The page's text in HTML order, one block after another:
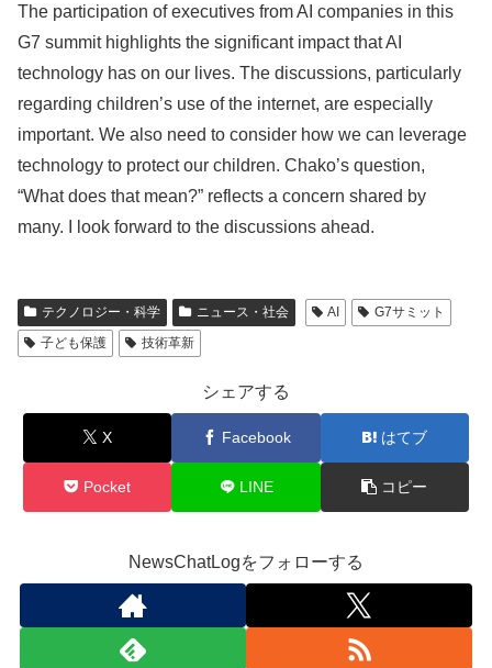
The participation of executives from AI companies in this
G7 summit highlights the significant impact that AI
technology has on our lives. The discussions, particularly
regarding children’s use of the internet, are especially
important. We also need to consider how we can leverage
technology to protect our children. Chako’s question,
“What does that mean?” reflects a concern shared by
many. I look forward to the discussions ahead.
テクノロジー・科学 ニュース・社会 AI
G7サミット
子ども保護
技術革新
シェアする
X Facebook はてブ
Pocket LINE コピー
NewsChatLogをフォローする